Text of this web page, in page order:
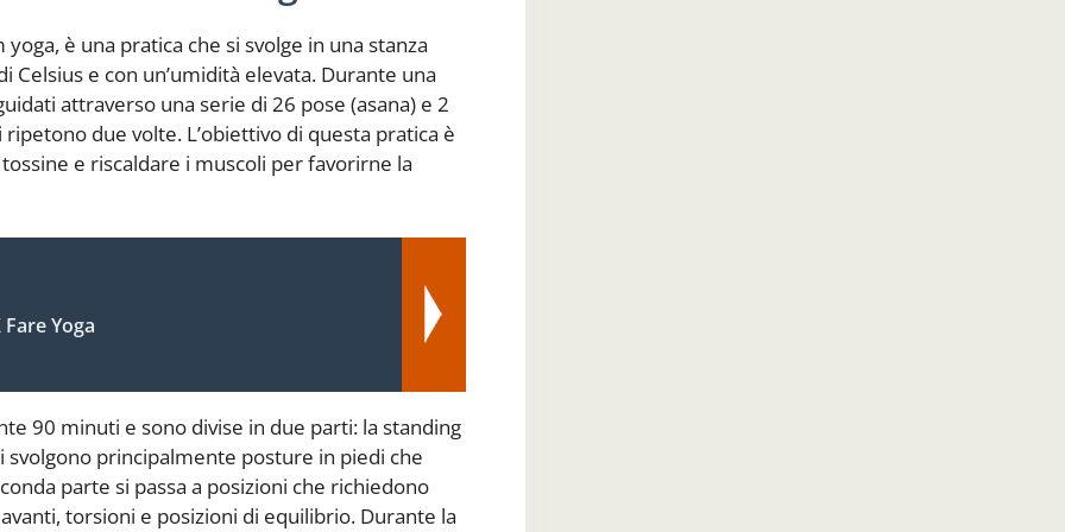
è una pratica che si svolge in una stanza
e con un’umidità elevata. Durante una
attraverso una serie di 26 pose (asana) e 2
due volte. L’obiettivo di questa pratica è
e riscaldare i muscoli per favorirne la
Yoga
90 minuti e sono divise in due parti: la standing
principalmente posture in piedi che
parte si passa a posizioni che richiedono
torsioni e posizioni di equilibrio. Durante la